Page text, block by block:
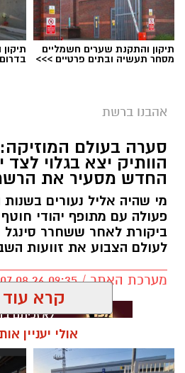
תיקון והתקנת שערים חשמליים
מסחר תעשיה ובתים פרטיים >>> בדרום
אהבנו ברשת
סערה בעולם המוזיקה:
הוותיק יצא בגלוי
החדש מסעיר את
מי שהיה אליל נעורים
פעולה עם מתופף יהודי
ביקורת לאחר ששחרר
לעולם הצבוע את זוועות
מערכת האתר / 09:35 07.08.26
קרא עוד
אולי יעניין